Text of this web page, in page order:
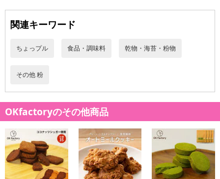
関連キーワード
ちょっプル 食品・調味料 乾物・海苔・粉物
その他 粉
OKfactoryのその他商品